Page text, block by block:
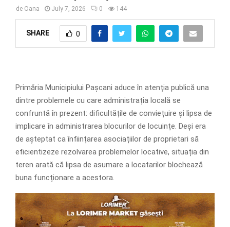
de Oana July 7, 2026 0 144
SHARE 0
Primăria Municipiului Pașcani aduce în atenția publică una
dintre problemele cu care administrația locală se
confruntă în prezent: dificultățile de conviețuire și lipsa de
implicare în administrarea blocurilor de locuințe. Deși era
de așteptat ca înființarea asociațiilor de proprietari să
eficientizeze rezolvarea problemelor locative, situația din
teren arată că lipsa de asumare a locatarilor blochează
buna funcționare a acestora.